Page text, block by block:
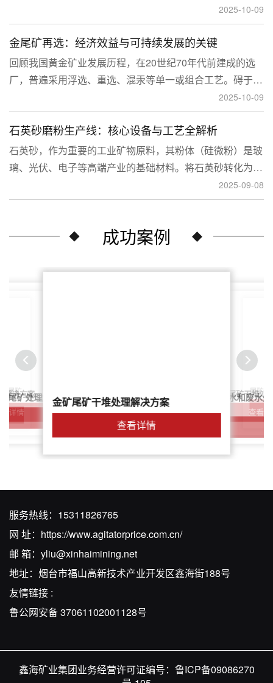
而，赤铁矿往往存在嵌布粒度细、易泥化、存在高硅铝杂质
等特征。利用传统的浮选工艺进行处理会面临回收率低、精
矿品位不稳定、药剂成本高等问题。
2025-10-09
金尾矿再选：经济效益与可持续发展的关键
回顾我国黄金矿业发展历程，在20世纪70年代前建成的选
厂，普遍采用浮选、重选、混汞等单一或组合工艺。碍于当
时选矿工艺水平的限制，回收率普遍较低，大量细粒金、包
裹金或与特定矿物共生的金流失到尾矿中，造成了巨大的经
济损失。
2025-10-09
石英砂磨粉生产线：核心设备与工艺全解析
石英砂，作为重要的工业矿物原料，其粉体（硅微粉）是玻
璃、光伏、电子等高端产业的基础材料。将石英砂转化为高
附加值的粉体，离不开一套专业的石英砂磨粉成套设备。本
文将从设备、工艺到应用，为您全面解析这条生产线。
2025-09-08
成功案例
尾矿
解决方案
详情
尾矿处理解决方案简介金矿尾矿干堆处理解决方案
查看详情
鑫海尾矿处理系统：尾矿水和废水
解决方案
针对稀土尾矿干堆处
查看
尾矿干
服务热线： 15311826765
网 址： https://www.agitatorprice.com.cn/
邮 箱： yliu@xinhaimining.net
地址：烟台市福山高新技术产业开发区鑫海街188号
友情链接 :
鲁公网安备 37061102001128号
鑫海矿业集团业务经营许可证编号： 鲁ICP备09086270